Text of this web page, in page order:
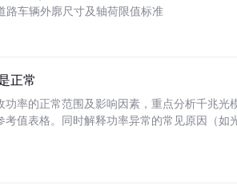
路车辆外廓尺寸及轴荷限值标准
正常
功率的正常范围及影响因素，重点分析千兆光
考值表格。同时解释功率异常的常见原因（